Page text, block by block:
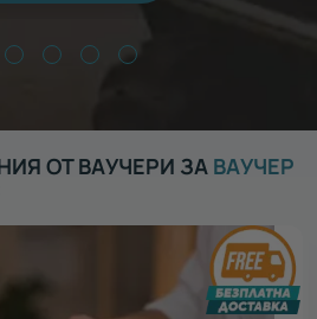
ОТ ВАУЧЕРИ ЗА ВАУЧЕР